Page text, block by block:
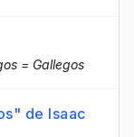
= Gallegos
de Isaac